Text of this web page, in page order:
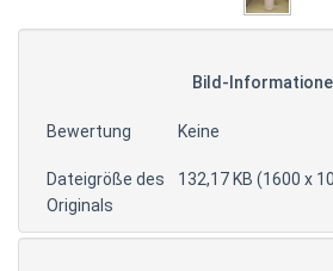
Bild-
Bewertung Keine
Dateigröße des
Originals
132,17 KB (1600 x